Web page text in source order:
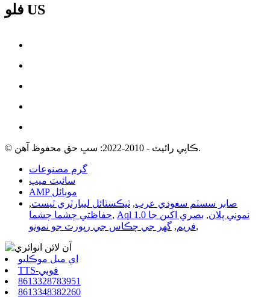
فلو US
© ڪاپي رائيٽ - 2010-2022: سڀ حق محفوظ آهن.
گرم مصنوعات
سائيٽ ميپ
AMP موبائل
صابر سسٽم سعودي عرب, ٽيڪسٽائل ليبارٽري ٽيسٽ,
حفاظتي چشما چشما, Aql 1.0 نموني پلان, بصري اکين جا
فريم, گھر جي چڪاس جي رپورٽ جو نمونو ,
اي ميل موڪليو
TTS-فوبي
8613328783951
8613348382260